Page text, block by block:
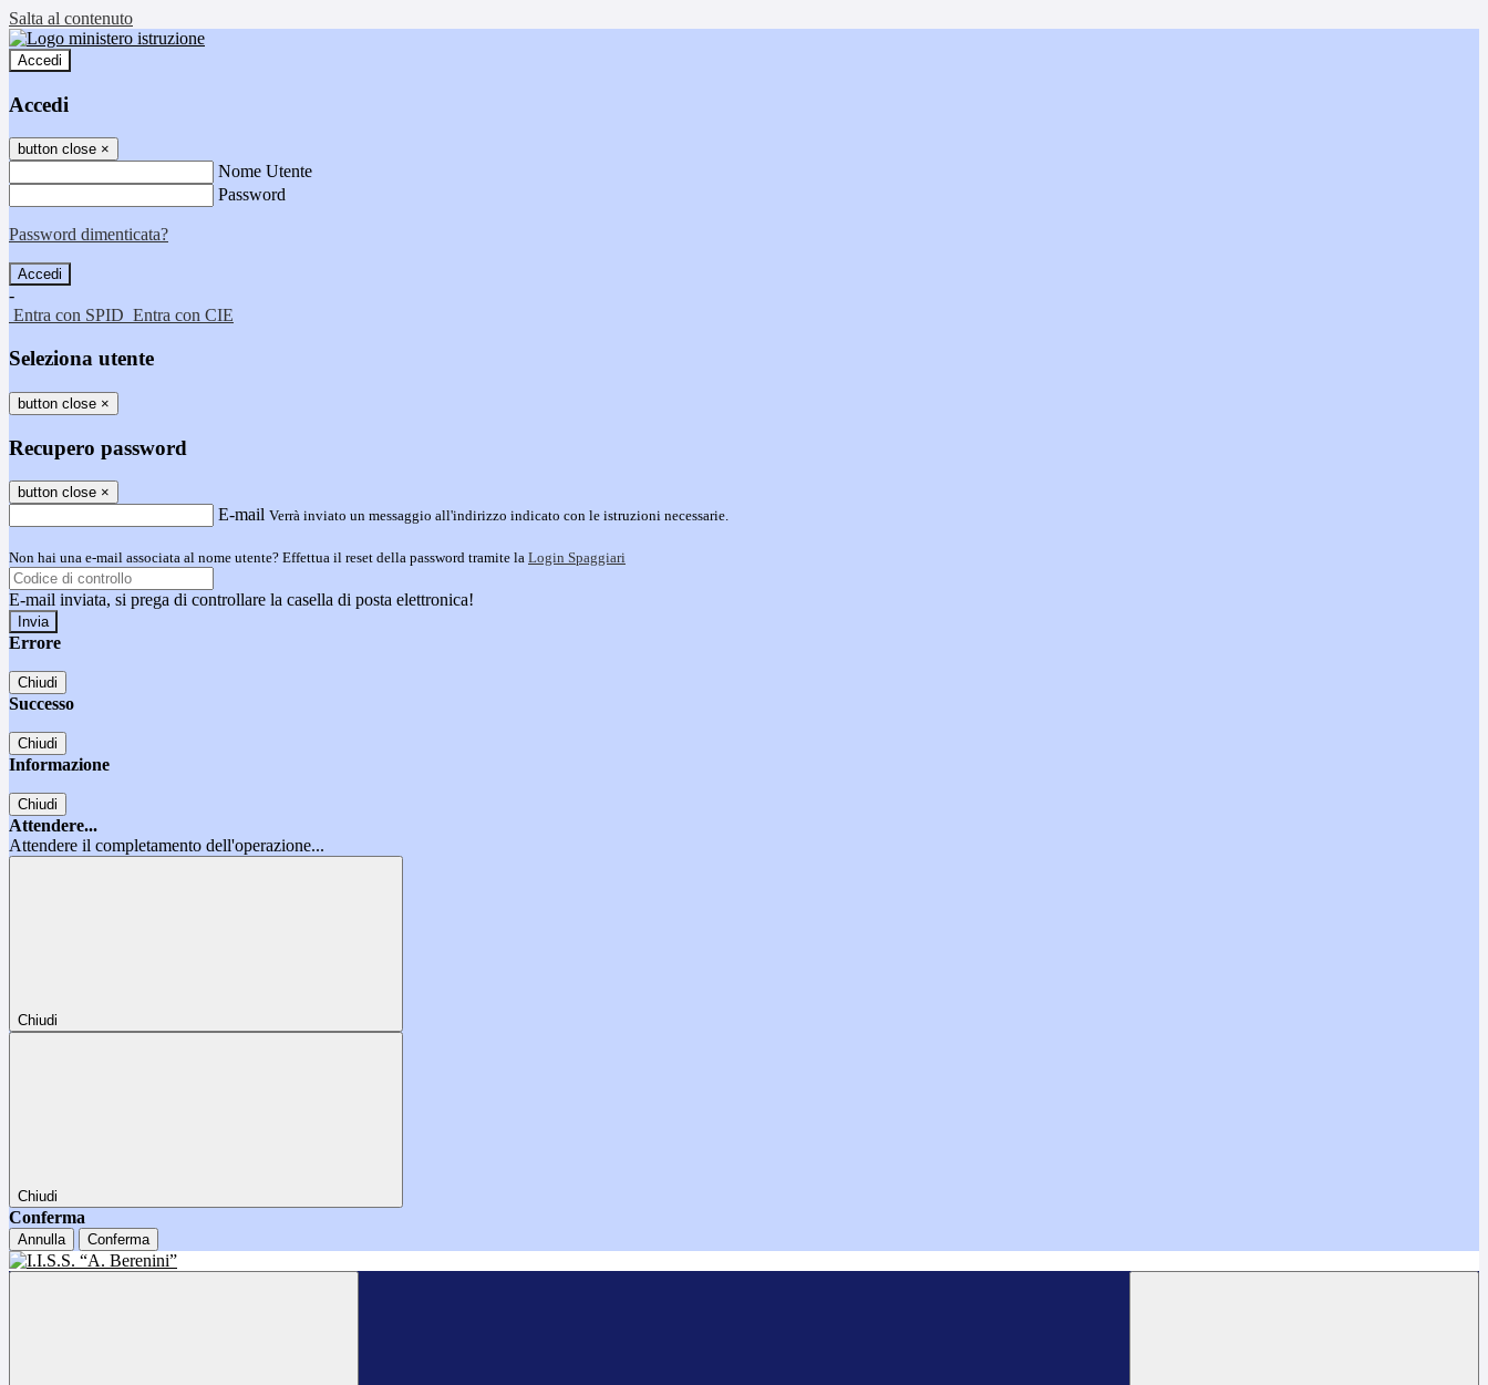
Salta al contenuto
Accedi
Accedi
button close ×
Nome Utente
Password
Password dimenticata?
-
Entra con SPID Entra con CIE
Seleziona utente
button close ×
Recupero password
button close ×
E-mail Verrà inviato un messaggio all'indirizzo indicato con le istruzioni necessarie.
Non hai una e-mail associata al nome utente? Effettua il reset della password tramite la Login Spaggiari
E-mail inviata, si prega di controllare la casella di posta elettronica!
Errore
Chiudi
Successo
Chiudi
Informazione
Chiudi
Attendere...
Attendere il completamento dell'operazione...
Chiudi
Chiudi
Conferma
Annulla Conferma